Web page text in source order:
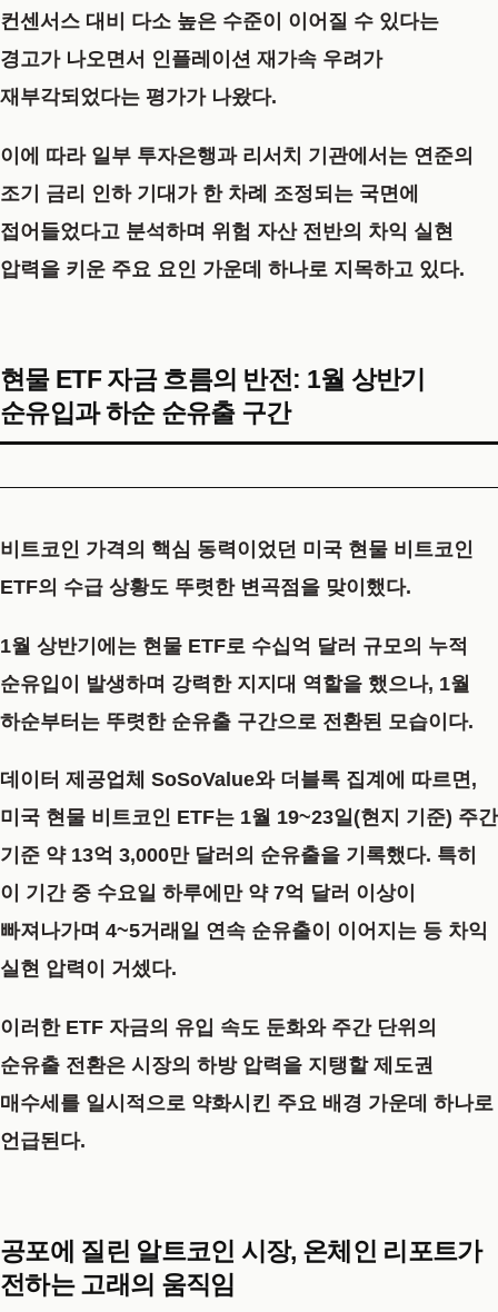
컨센서스 대비 다소 높은 수준이 이어질 수 있다는
경고가 나오면서 인플레이션 재가속 우려가
재부각되었다는 평가가 나왔다.
이에 따라 일부 투자은행과 리서치 기관에서는 연준의
조기 금리 인하 기대가 한 차례 조정되는 국면에
접어들었다고 분석하며 위험 자산 전반의 차익 실현
압력을 키운 주요 요인 가운데 하나로 지목하고 있다.
현물 ETF 자금 흐름의 반전: 1월 상반기
순유입과 하순 순유출 구간
비트코인 가격의 핵심 동력이었던 미국 현물 비트코인
ETF의 수급 상황도 뚜렷한 변곡점을 맞이했다.
1월 상반기에는 현물 ETF로 수십억 달러 규모의 누적
순유입이 발생하며 강력한 지지대 역할을 했으나, 1월
하순부터는 뚜렷한 순유출 구간으로 전환된 모습이다.
데이터 제공업체 SoSoValue와 더블록 집계에 따르면,
미국 현물 비트코인 ETF는 1월 19~23일(현지 기준) 주간
기준 약 13억 3,000만 달러의 순유출을 기록했다. 특히
이 기간 중 수요일 하루에만 약 7억 달러 이상이
빠져나가며 4~5거래일 연속 순유출이 이어지는 등 차익
실현 압력이 거셌다.
이러한 ETF 자금의 유입 속도 둔화와 주간 단위의
순유출 전환은 시장의 하방 압력을 지탱할 제도권
매수세를 일시적으로 약화시킨 주요 배경 가운데 하나로
언급된다.
공포에 질린 알트코인 시장, 온체인 리포트가
전하는 고래의 움직임